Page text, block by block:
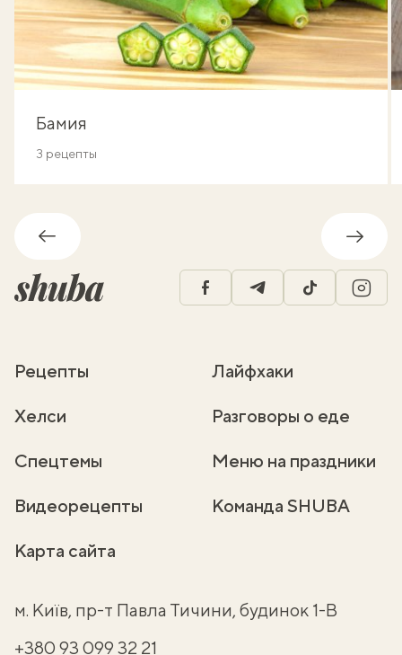
Бамия
3 рецепты
Обратно
facebooktelegramtiktok
Рецепты Лайфхаки
Хелси Разговоры о еде
Спецтемы Меню на праздники
Видеорецепты Команда SHUBA
Карта сайта
м. Київ, пр-т Павла Тичини, будинок 1-В
+380 93 099 32 21